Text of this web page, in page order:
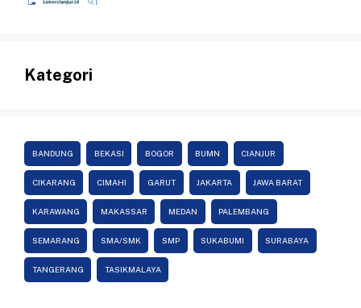
Kategori
BANDUNG BEKASI BOGOR BUMN CIANJUR
CIKARANG CIMAHI GARUT JAKARTA JAWA BARAT
KARAWANG MAKASSAR MEDAN PALEMBANG
SEMARANG SMA/SMK SMP SUKABUMI SURABAYA
TANGERANG TASIKMALAYA